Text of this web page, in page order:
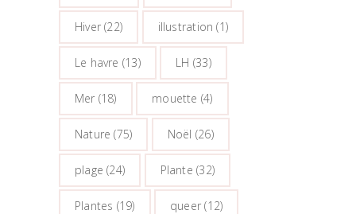
Hiver (22) illustration (1)
Le havre (13) LH (33)
Mer (18) mouette (4)
Nature (75) Noël (26)
plage (24) Plante (32)
Plantes (19) queer (12)